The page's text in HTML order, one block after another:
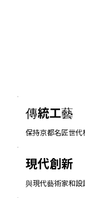
傳統工藝
保持京都名匠世代
現代創新
與現代藝術家和設